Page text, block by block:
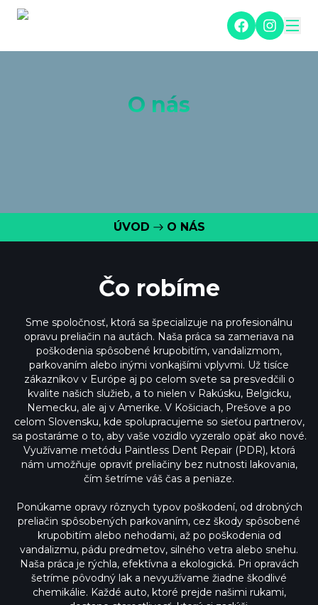
O nás
ÚVOD O NÁS
Čo robíme
Sme spoločnosť, ktorá sa špecializuje na profesionálnu
opravu preliačin na autách. Naša práca sa zameriava na
poškodenia spôsobené krupobitím, vandalizmom,
parkovaním alebo inými vonkajšími vplyvmi. Už tisíce
zákazníkov v Európe aj po celom svete sa presvedčili o
kvalite našich služieb, a to nielen v Rakúsku, Belgicku,
Nemecku, ale aj v Amerike. V Košiciach, Prešove a po
celom Slovensku, kde spolupracujeme so sieťou partnerov,
sa postaráme o to, aby vaše vozidlo vyzeralo opäť ako nové.
Využívame metódu Paintless Dent Repair (PDR), ktorá
nám umožňuje opraviť preliačiny bez nutnosti lakovania,
čím šetríme váš čas a peniaze.
Ponúkame opravy rôznych typov poškodení, od drobných
preliačin spôsobených parkovaním, cez škody spôsobené
krupobitím alebo nehodami, až po poškodenia od
vandalizmu, pádu predmetov, silného vetra alebo snehu.
Naša práca je rýchla, efektívna a ekologická. Pri opravách
šetríme pôvodný lak a nevyužívame žiadne škodlivé
chemikálie. Každé auto, ktoré prejde našimi rukami,